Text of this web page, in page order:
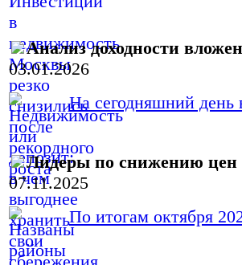
Анализ доходности
03.01.2026
На сегодняшний день
Лидеры по снижению цен
07.11.2025
По итогам октября